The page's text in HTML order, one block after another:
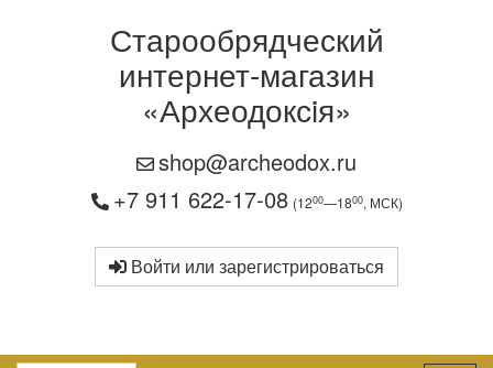
Старообрядческий
интернет-магазин
«Археодоксiя»
shop@archeodox.ru
+7 911 622-17-08 (1200—1800, МСК)
Войти или зарегистрироваться